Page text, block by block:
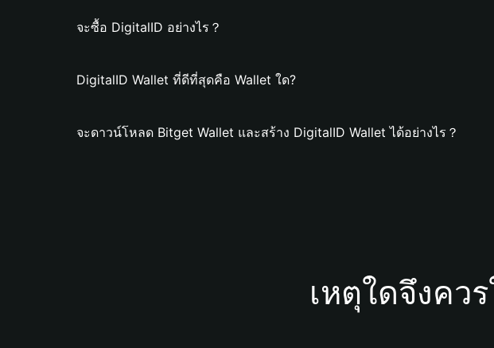
จะซื้อ DigitalID อย่างไร？
DigitalID Wallet ที่ดีที่สุดคือ Wallet ใด?
จะดาวน์โหลด Bitget Wallet และสร้าง DigitalID Wallet ได้อย่างไร？
เหตุใดจึงคว